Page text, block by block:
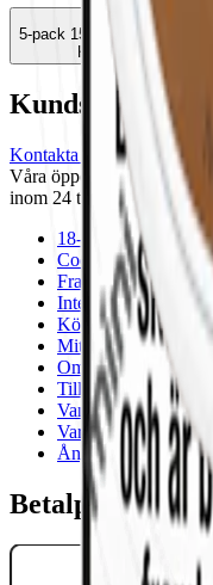
5-pack 154,50 kr
Köp
Kundservice
Kontakta oss
Våra öppettider är: Alla
inom 24 timmar på
18-årsgräns
Cookiepolicy
Frakt- och
Integritetspolicy
Köpvillkor
Mitt konto
Om Snuset.se
Vanliga frågor
Varumärken
Ånger
Betalpartner